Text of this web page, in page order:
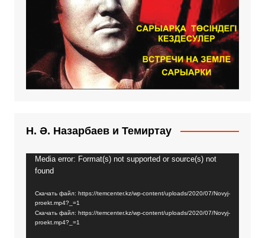
Н. Ә. Назарбаев и Темиртау
Видеоплеер
Media error: Format(s) not supported or source(s) not
found
Скачать файл: https://temcenter.kz/wp-content/uploads/2020/07/Novyj-
proekt.mp4?_=1
Скачать файл: https://temcenter.kz/wp-content/uploads/2020/07/Novyj-
proekt.mp4?_=1